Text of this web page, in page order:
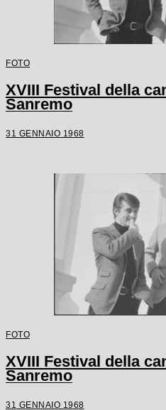
FOTO
XVIII Festival della
Sanremo
31 GENNAIO 1968
FOTO
XVIII Festival della
Sanremo
31 GENNAIO 1968